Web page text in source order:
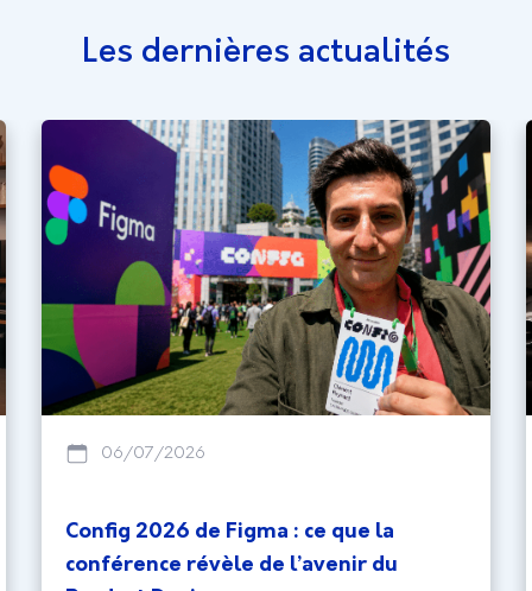
Les dernières actualités
06/07/2026
Config 2026 de Figma : ce que la
conférence révèle de l’avenir du